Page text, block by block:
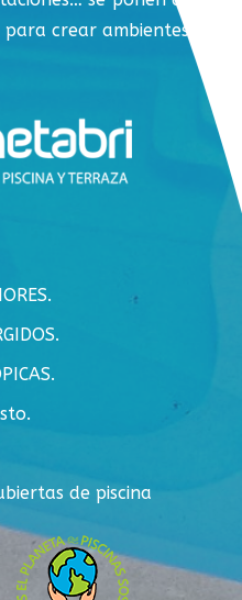
crear ambientes
de piscina